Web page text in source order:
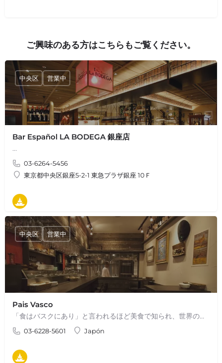
ご興味のある方はこちらもご覧ください。
Bar Español LA BODEGA 銀座店
…
03-6264-5456
東京都中央区銀座5-2-1 東急プラザ銀座 10Ｆ
中央区 営業中
タパス
Pais Vasco
「食はバスクにあり」と言われるほど美食で知られ、世界のシェフに影響を与え続けている…
03-6228-5601 Japón
中央区 営業中